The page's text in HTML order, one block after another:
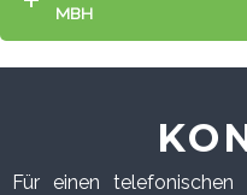
MBH
Für einen